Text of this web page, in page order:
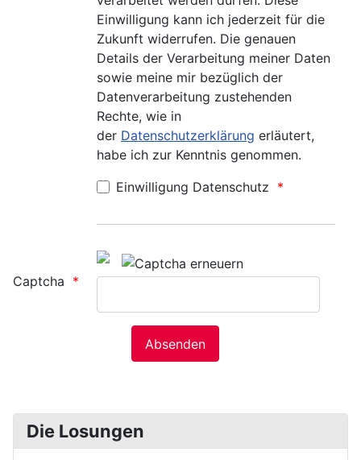
Einwilligung kann ich jederzeit für die
Zukunft widerrufen. Die genauen
Details der Verarbeitung meiner Daten
sowie meine mir bezüglich der
Datenverarbeitung zustehenden
Rechte, wie in
der Datenschutzerklärung erläutert,
habe ich zur Kenntnis genommen.
Einwilligung Datenschutz
Captcha
Die Losungen